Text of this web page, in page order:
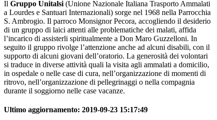
Il Gruppo Unitalsi (Unione Nazionale Italiana Trasporto Ammalati
a Lourdes e Santuari Internazionali) sorge nel 1968 nella Parrocchia
S. Ambrogio. Il parroco Monsignor Pecora, accogliendo il desiderio
di un gruppo di laici attenti alle problematiche dei malati, affida
l’incarico di assisterli spiritualmente a Don Maro Guzzelloni. In
seguito il gruppo rivolge l’attenzione anche ad alcuni disabili, con il
supporto di alcuni giovani dell’oratorio. La generosità dei volontari
si traduce in diverse attività quali la visita agli ammalati a domicilio,
in ospedale o nelle case di cura, nell’organizzazione di momenti di
ritrovo, nell’organizzazione di pellegrinaggi o nella compagnia
durante il soggiorno nelle case vacanze.
Ultimo aggiornamento: 2019-09-23 15:17:49